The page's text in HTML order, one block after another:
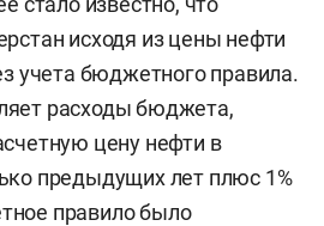
исходя из цены нефти
учета бюджетного правила.
расходы бюджета,
цену нефти в
предыдущих лет плюс 1%
правило было